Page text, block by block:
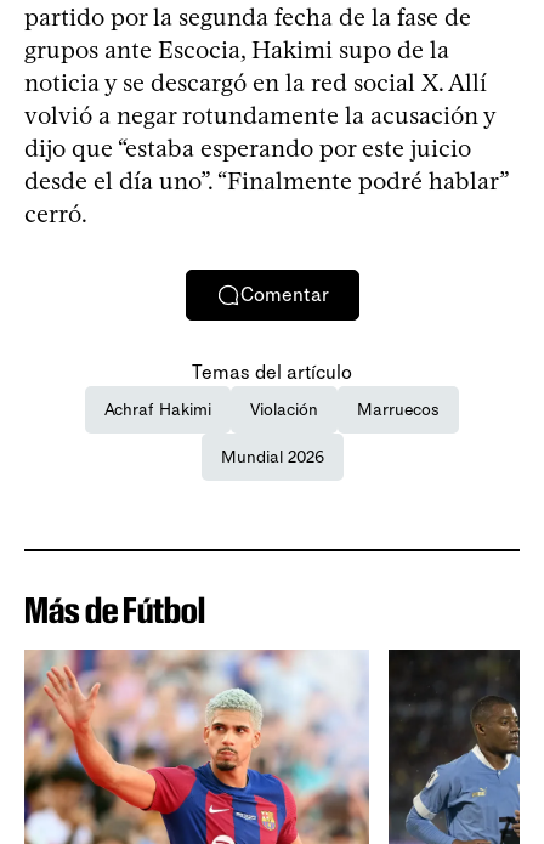
partido por la segunda fecha de la fase de
grupos ante Escocia, Hakimi supo de la
noticia y se descargó en la red social X. Allí
volvió a negar rotundamente la acusación y
dijo que “estaba esperando por este juicio
desde el día uno”. “Finalmente podré hablar”
cerró.
Comentar
Temas del artículo
Achraf Hakimi Violación Marruecos
Mundial 2026
Más de Fútbol